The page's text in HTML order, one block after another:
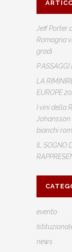
Jeff Porter
Romagna
gradi
LA
EUROPE
I vini della
bianchi
IL SOGNO
evento
news